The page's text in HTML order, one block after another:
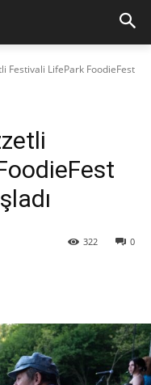
Festivali LifePark FoodieFest
0
322